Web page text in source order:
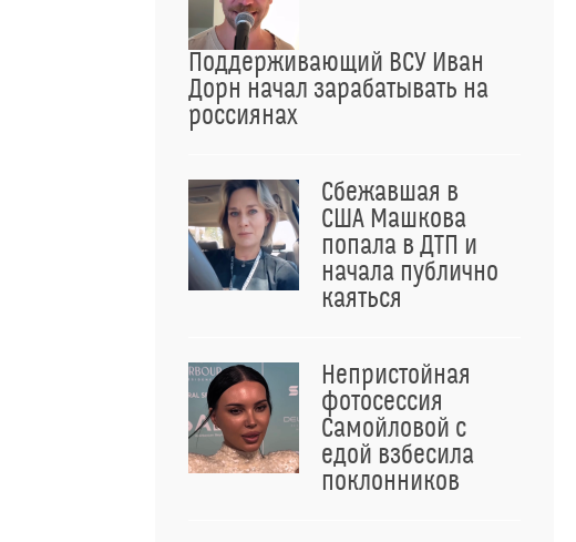
Поддерживающий ВСУ Иван
Дорн начал зарабатывать на
россиянах
Сбежавшая в
США Машкова
попала в ДТП и
начала публично
каяться
Непристойная
фотосессия
Самойловой с
едой взбесила
поклонников